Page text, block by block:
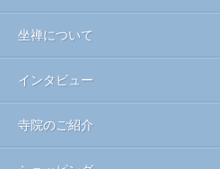
坐禅について
インタビュー
寺院のご紹介